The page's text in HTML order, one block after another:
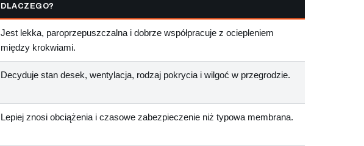
DLACZEGO?
Jest lekka, paroprzepuszczalna i dobrze współpracuje z ociepleniem
między krokwiami.
Decyduje stan desek, wentylacja, rodzaj pokrycia i wilgoć w przegrodzie.
Lepiej znosi obciążenia i czasowe zabezpieczenie niż typowa membrana.